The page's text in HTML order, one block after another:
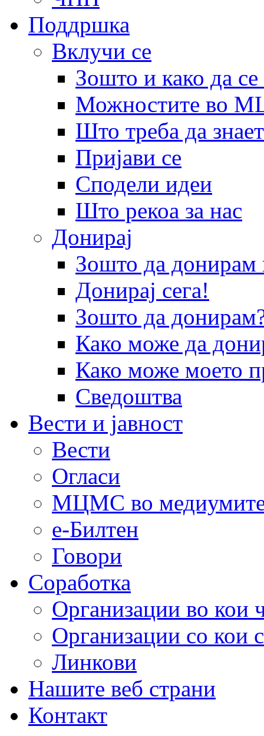
Поддршка
Вклучи се
Зошто и како да
Можностите во
Што треба да
Пријави се
Сподели идеи
Што рекоа за нас
Донирај
Зошто да
Донирај сега!
Зошто да
Како може да
Како може моето
Сведоштва
Вести и јавност
Вести
Огласи
МЦМС во
е-Билтен
Говори
Соработка
Организации во кои
Организации со кои
Линкови
Нашите веб страни
Контакт